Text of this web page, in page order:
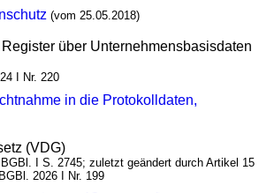
(vom 25.05.2018)
über Unternehmensbasisdaten
I Nr. 220
in die Protokolldaten,
(VDG)
I S. 2745; zuletzt geändert durch Artikel 15
2026 I Nr. 199